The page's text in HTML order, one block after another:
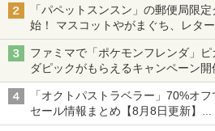
「パペットスンスン」の郵便局限
始！ マスコットやがまぐち、レタ
ファミマで「ポケモンフレンダ」
ダピックがもらえるキャンペーン開
「オクトパストラベラー」70%オ
セール情報まとめ【8月8日更新】
ニンテンドーeショップでは「大神